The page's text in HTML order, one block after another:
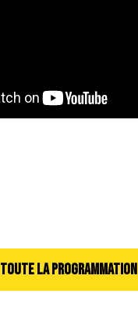
TOUTE LA PROGRAMMATION